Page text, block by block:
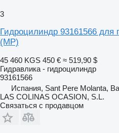
3
Гидроцилиндр 93161566 для
(MP)
45 460 KGS 450 € ≈ 519,90 $
Гидравлика - гидроцилиндр
93161566
Испания, Sant Pere Molanta,
LAS COLINAS OCASION, S.L.
Связаться с продавцом